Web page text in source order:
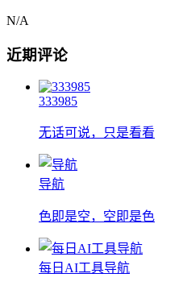
N/A
近期评论
333985
无话可说，只是看看
导航
色即是空，空即是色
每日AI工具导航